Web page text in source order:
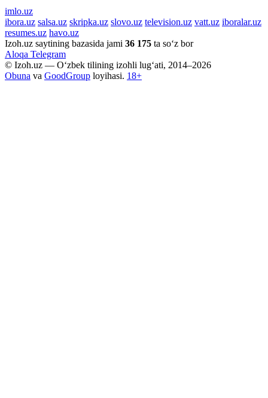
imlo.uz
ibora.uz salsa.uz skripka.uz slovo.uz television.uz vatt.uz iboralar.uz
resumes.uz havo.uz
Izoh.uz saytining bazasida jami 36 175 ta so‘z bor
Aloqa Telegram
© Izoh.uz — O‘zbek tilining izohli lug‘ati, 2014–2026
Obuna va GoodGroup loyihasi. 18+